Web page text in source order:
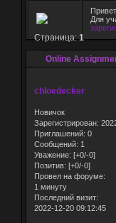
Для
Online
Страница:1
chloedecker
Новичок
Зарегистрирован:
Приглашений: 0
Сообщений: 1
Уважение: [+0/-0]
Позитив: [+0/-0]
Провел на форуме:
1 минуту
Последний визит:
2022-12-20 09:12:45